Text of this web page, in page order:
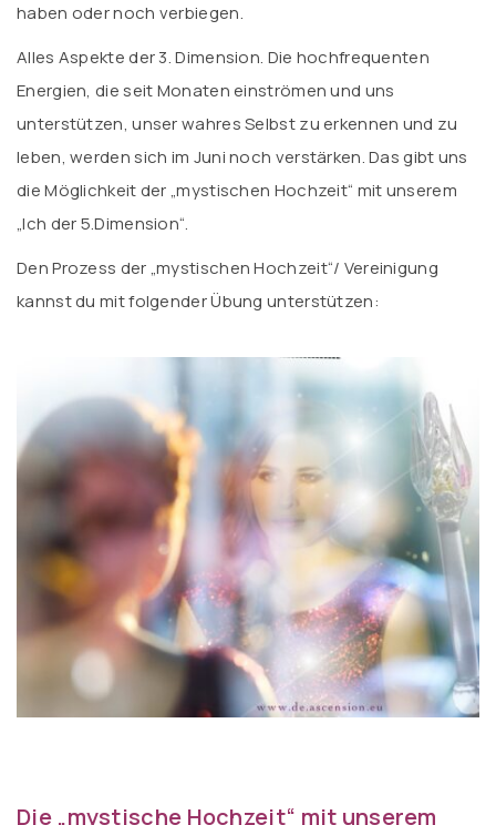
haben oder noch verbiegen.
Alles Aspekte der 3. Dimension. Die hochfrequenten
Energien, die seit Monaten einströmen und uns
unterstützen, unser wahres Selbst zu erkennen und zu
leben, werden sich im Juni noch verstärken. Das gibt uns
die Möglichkeit der „mystischen Hochzeit“ mit unserem
„Ich der 5.Dimension“.
Den Prozess der „mystischen Hochzeit“/ Vereinigung
kannst du mit folgender Übung unterstützen:
Die „mystische Hochzeit“ mit unserem